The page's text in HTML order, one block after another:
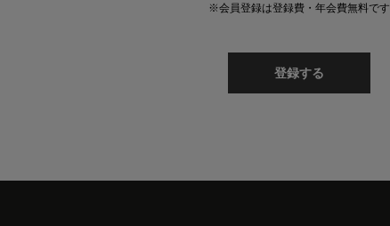
※会員登録は登録費・年会費無料です
登録する